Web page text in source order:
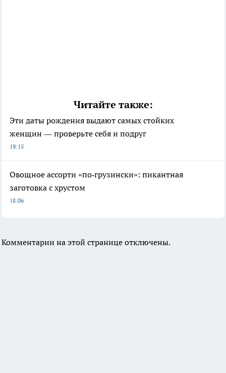
Читайте также:
Эти даты рождения выдают самых стойких
женщин — проверьте себя и подруг
19:15
Овощное ассорти «по‑грузински»: пикантная
заготовка с хрустом
18:06
Комментарии на этой странице отключены.